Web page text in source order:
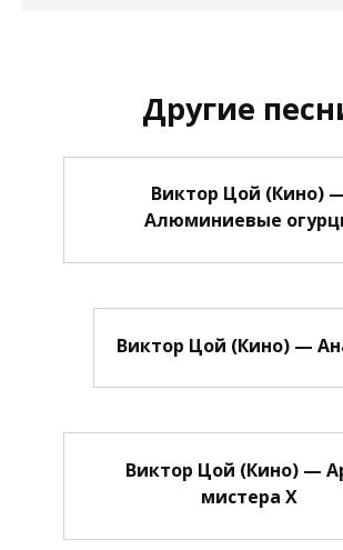
Другие
Виктор Цой (Кино)
Алюминиевые
Виктор Цой (Кино) —
Виктор Цой (Кино) —
мистера Х